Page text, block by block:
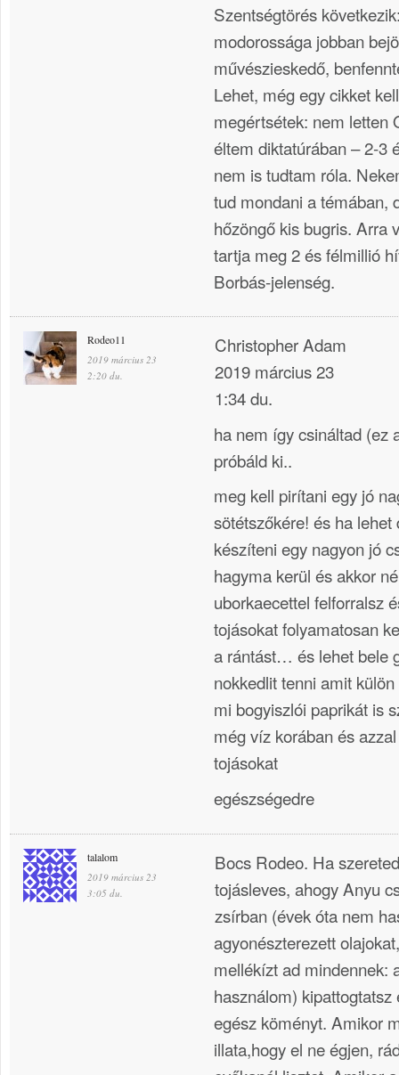
Szentségtörés
modorossága jobban
művészieskedő,
Lehet, még egy cikket
megértsétek: nem letten
éltem diktatúrában – 2-3
nem is tudtam róla.
tud mondani a témában,
hőzöngő kis bugris. Arra
tartja meg 2 és félmillió
Borbás-jelenség.
Rodeo11
2019 március 23
2:20 du.
Christopher Adam
2019 március 23
1:34 du.
ha nem így csináltad (ez
próbáld ki..
meg kell pirítani egy jó
sötétszőkére! és ha
készíteni egy nagyon jó
hagyma kerül és akkor
uborkaecettel felforralsz
tojásokat folyamatosan
a rántást… és lehet bele
nokkedlit tenni amit
mi bogyiszlói paprikát is
még víz korában és
tojásokat
egészségedre
talalom
2019 március 23
3:05 du.
Bocs Rodeo. Ha
tojásleves, ahogy Anyu
zsírban (évek óta nem
agyonészterezett
mellékízt ad mindennek:
használom) kipattogtatsz
egész köményt. Amikor
illata,hogy el ne égjen,